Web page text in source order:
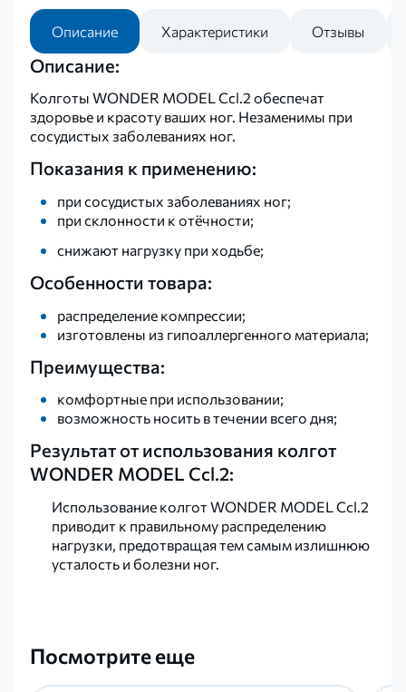
Описание Характеристики Отзывы
Описание:
Колготы WONDER MODEL Ccl.2 обеспечат
здоровье и красоту ваших ног. Незаменимы при
сосудистых заболеваниях ног.
Показания к применению:
при сосудистых заболеваниях ног;
при склонности к отёчности;
снижают нагрузку при ходьбе;
Особенности товара:
распределение компрессии;
изготовлены из гипоаллергенного материала;
Преимущества:
комфортные при использовании;
возможность носить в течении всего дня;
Результат от использования колгот
WONDER MODEL Ccl.2:
Использование колгот WONDER MODEL Ccl.2
приводит к правильному распределению
нагрузки, предотвращая тем самым излишнюю
усталость и болезни ног.
Посмотрите еще